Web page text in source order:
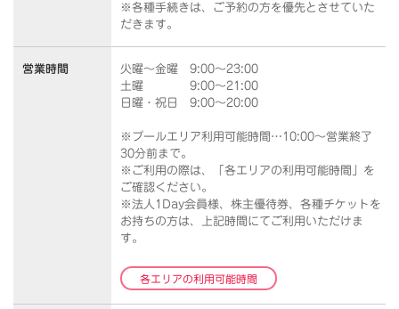
※各種手続きは、ご予約の方を優先とさせていた
だきます。
営業時間
火曜～金曜 9:00～23:00
土曜 9:00～21:00
日曜・祝日 9:00～20:00
※プールエリア利用可能時間…10:00～営業終了
30分前まで。
※ご利用の際は、「各エリアの利用可能時間」を
ご確認ください。
※法人1Day会員様、株主優待券、各種チケットを
お持ちの方は、上記時間にてご利用いただけま
す。
各エリアの利用可能時間